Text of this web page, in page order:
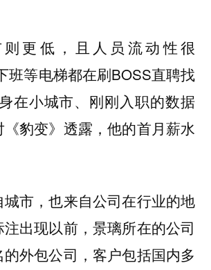
更低，且人员流动性很
班等电梯都在刷BOSS直聘找
在小城市、刚刚入职的数据
豹变》透露，他的首月薪水
市，也来自公司在行业的地
出现以前，景璃所在的公司
外包公司，客户包括国内多